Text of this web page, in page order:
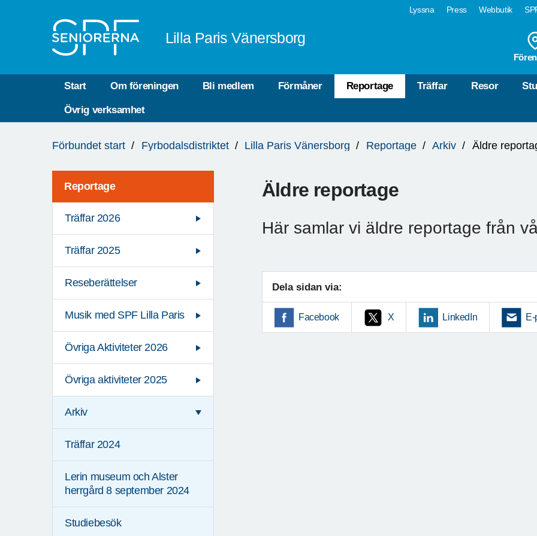
Lyssna Press Webbutik
Lilla Paris Vänersborg
Start Om föreningen Bli medlem Förmåner Reportage Träffar Resor
Övrig verksamhet
är
Förbundet start Fyrbodalsdistriktet Lilla Paris Vänersborg Reportage Arkiv Äldre
Reportage
Träffar 2026
Träffar 2025
Reseberättelser
Musik med SPF Lilla Paris
Övriga Aktiviteter 2026
Övriga aktiviteter 2025
Arkiv
Träffar 2024
Lerin museum och Alster
herrgård 8 september 2024
Studiebesök
Äldre reportage
Här samlar vi äldre reportage från
Dela sidan via:
Facebook X LinkedIn